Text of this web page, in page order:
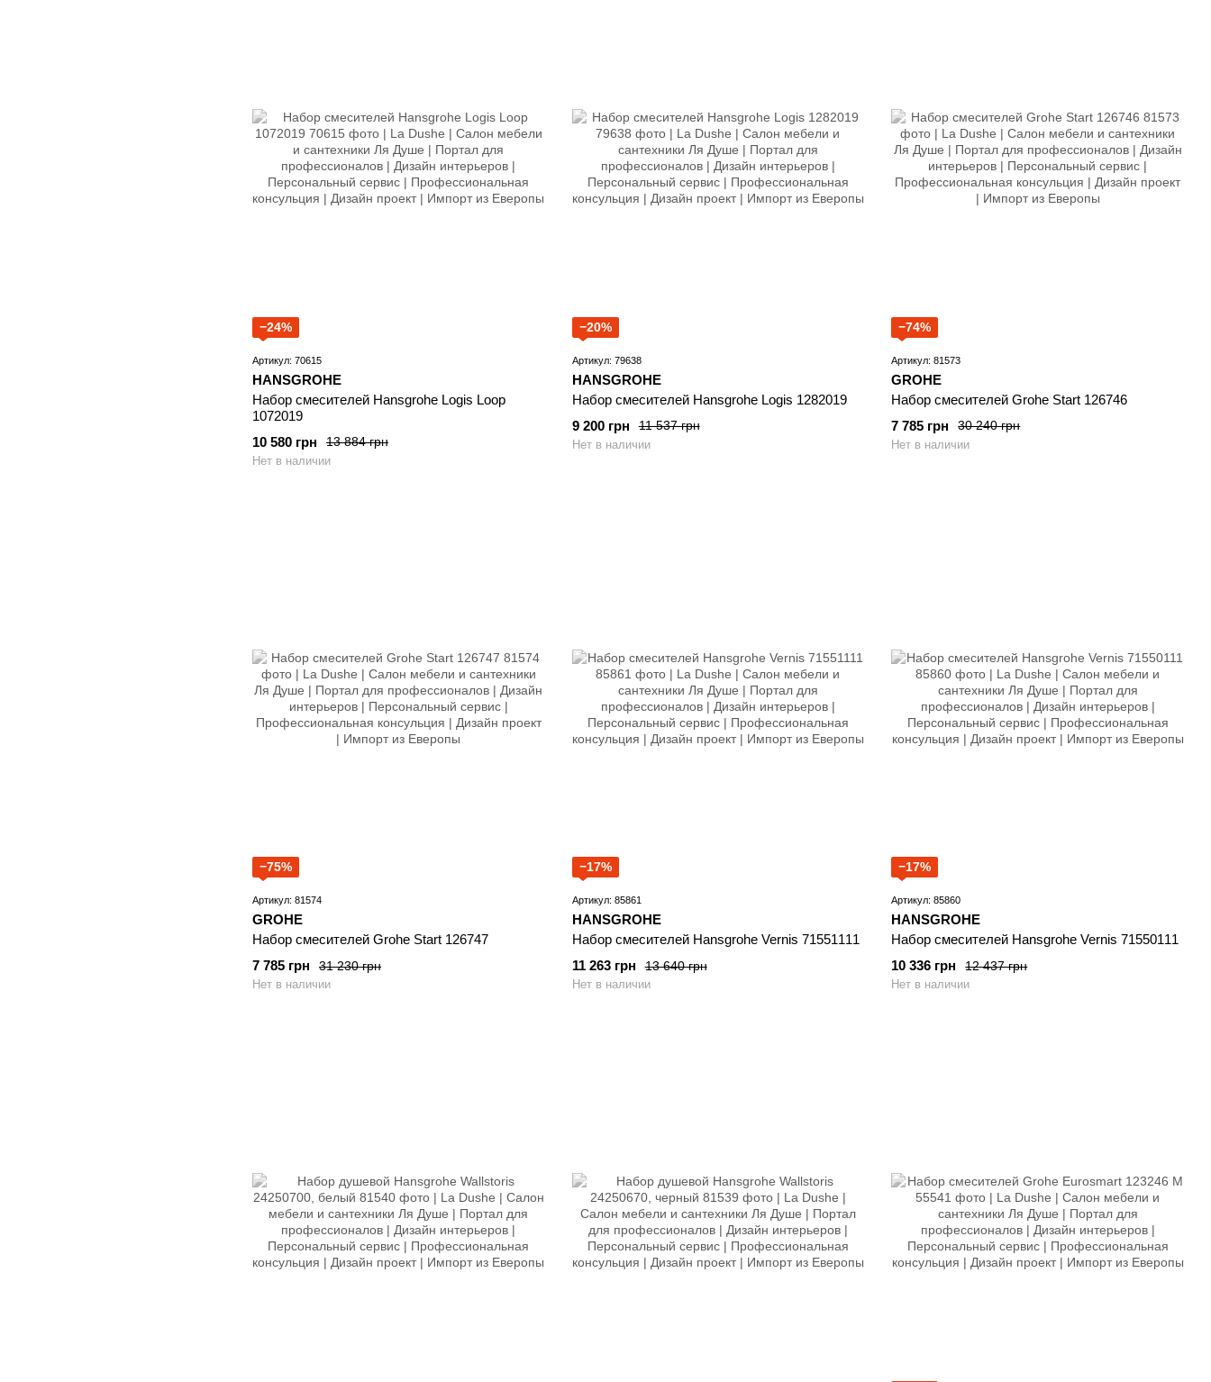
−24%
Артикул: 70615
HANSGROHE
Набор смесителей Hansgrohe Logis Loop
1072019
13 884 грн
10 580 грн
Нет в наличии
−20%
Артикул: 79638
HANSGROHE
Набор смесителей Hansgrohe Logis 1282019
11 537 грн
9 200 грн
Нет в наличии
−74%
Артикул: 81573
GROHE
Набор смесителей Grohe Start 126746
30 240 грн
7 785 грн
Нет в наличии
−75%
Артикул: 81574
GROHE
Набор смесителей Grohe Start 126747
31 230 грн
7 785 грн
Нет в наличии
−17%
Артикул: 85861
HANSGROHE
Набор смесителей Hansgrohe Vernis 71551111
13 640 грн
11 263 грн
Нет в наличии
−17%
Артикул: 85860
HANSGROHE
Набор смесителей Hansgrohe Vernis 71550111
12 437 грн
10 336 грн
Нет в наличии